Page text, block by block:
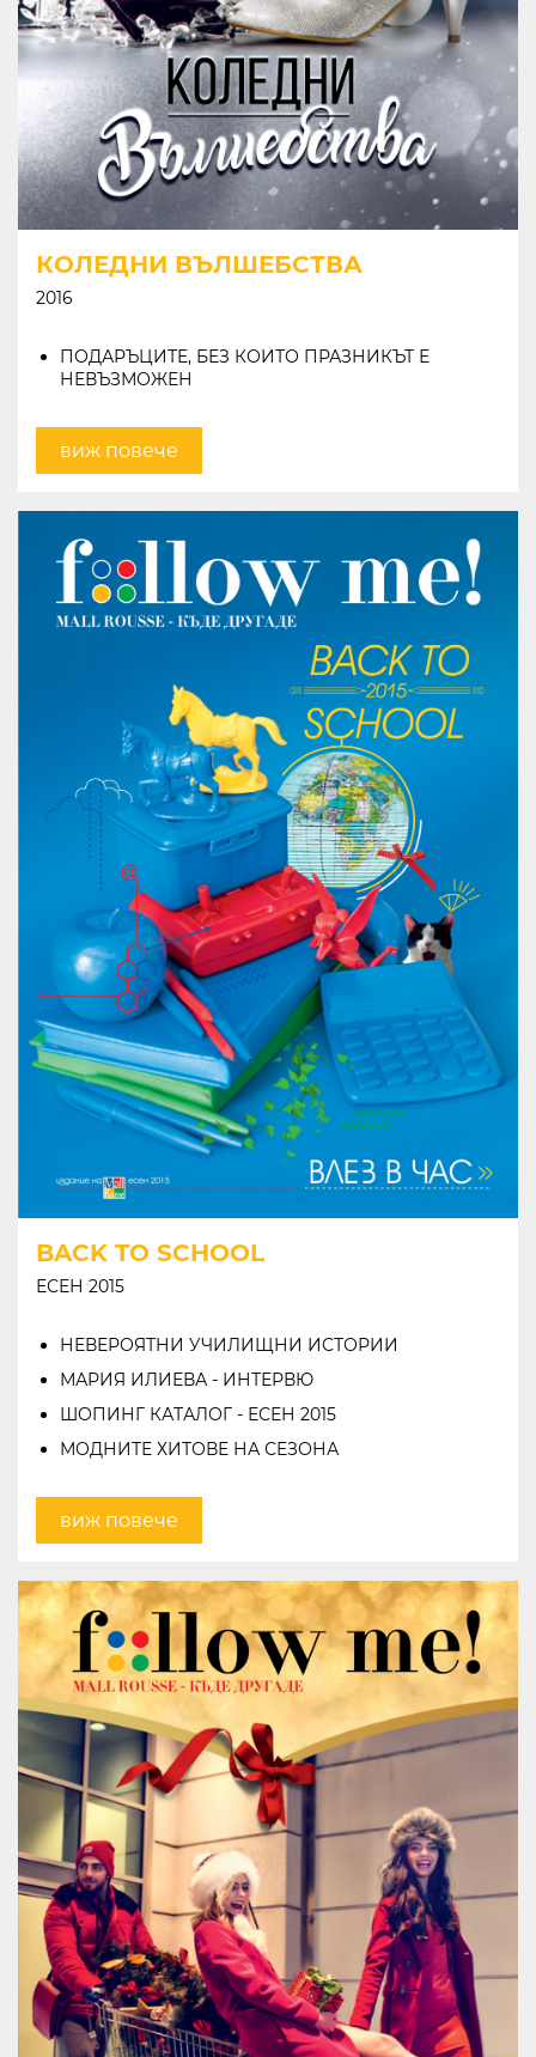
КОЛЕДНИ ВЪЛШЕБСТВА
2016
ПОДАРЪЦИТЕ, БЕЗ КОИТО ПРАЗНИКЪТ Е
НЕВЪЗМОЖЕН
виж повече
BACK TO SCHOOL
ЕСЕН 2015
НЕВЕРОЯТНИ УЧИЛИЩНИ ИСТОРИИ
МАРИЯ ИЛИЕВА - ИНТЕРВЮ
ШОПИНГ КАТАЛОГ - ЕСЕН 2015
МОДНИТЕ ХИТОВЕ НА СЕЗОНА
виж повече